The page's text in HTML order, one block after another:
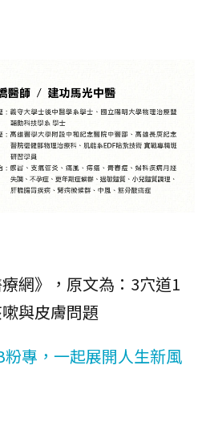
網》，原文為：3穴道1
與皮膚問題
專，一起展開人生新風